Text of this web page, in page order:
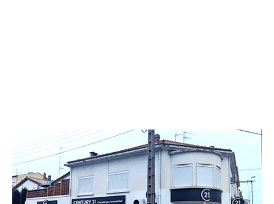
CENTURY 21 Comminges Immobilier
51 avenue Enseigne Albertini
BEZIERS - 34500